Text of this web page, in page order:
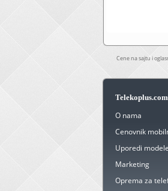
Cene na sajtu i
Telekoplus.com
O nama
Cenovnik
Uporedi
Marketing
Oprema za